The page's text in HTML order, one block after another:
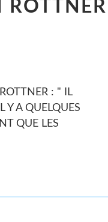
ROTTNER
: " IL
Y A QUELQUES
QUE LES